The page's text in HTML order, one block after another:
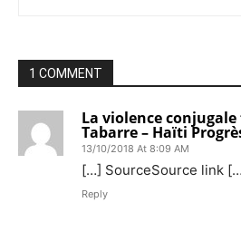
1 COMMENT
La violence
Tabarre – Haïti
13/10/2018 At 8:09 AM
[…] SourceSource link
Reply